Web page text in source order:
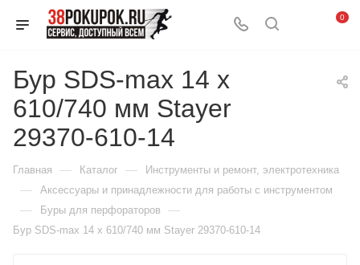
0
Бур SDS-max 14 x
610/740 мм Stayer
29370-610-14
Главная — Каталог — Инструменты и ремонт, электротехника
— Аксессуары и принадлежности для работы с инструментом
— Буры для перфораторов —
Бур SDS-max 14 x 610/740 мм Stayer 29370-610-14